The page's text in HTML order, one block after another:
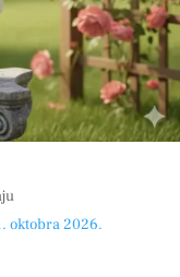
oktobra 2026.